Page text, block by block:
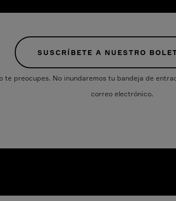
SUSCRÍBETE A NUESTRO
te preocupes. No inundaremos tu bandeja de
correo electrónico.